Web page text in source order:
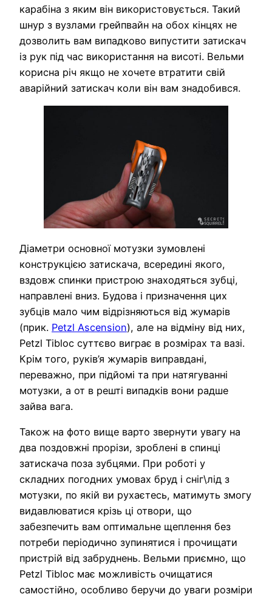
карабіна з яким він використовується. Такий
шнур з вузлами грейпвайн на обох кінцях не
дозволить вам випадково випустити затискач
із рук під час використання на висоті. Вельми
корисна річ якщо не хочете втратити свій
аварійний затискач коли він вам знадобився.
Діаметри основної мотузки зумовлені
конструкцією затискача, всередині якого,
вздовж спинки пристрою знаходяться зубці,
направлені вниз. Будова і призначення цих
зубців мало чим відрізняються від жумарів
(прик. Petzl Ascension), але на відміну від них,
Petzl Tibloc суттєво виграє в розмірах та вазі.
Крім того, руків’я жумарів виправдані,
переважно, при підйомі та при натягуванні
мотузки, а от в решті випадків вони радше
зайва вага.
Також на фото вище варто звернути увагу на
два поздовжні прорізи, зроблені в спинці
затискача поза зубцями. При роботі у
складних погодних умовах бруд і сніг\лід з
мотузки, по якій ви рухаєтесь, матимуть змогу
видавлюватися крізь ці отвори, що
забезпечить вам оптимальне щеплення без
потреби періодично зупинятися і прочищати
пристрій від забруднень. Вельми приємно, що
Petzl Tibloc має можливість очищатися
самостійно, особливо беручи до уваги розміри